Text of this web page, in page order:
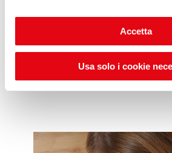
Accetta
Usa solo i cookie
Scopri gli ITS POP